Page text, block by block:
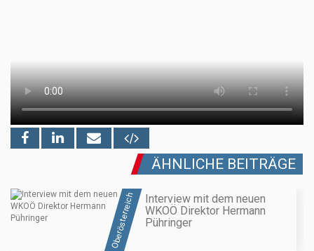
ÄHNLICHE BEITRÄGE
Oberösterreich
Interview mit dem neuen
WKOÖ Direktor Hermann
Pühringer